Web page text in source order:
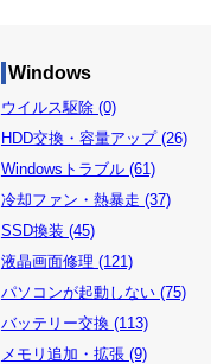
Windows
ウイルス駆除 (0)
HDD交換・容量アップ (26)
Windowsトラブル (61)
冷却ファン・熱暴走 (37)
SSD換装 (45)
液晶画面修理 (121)
パソコンが起動しない (75)
バッテリー交換 (113)
メモリ追加・拡張 (9)